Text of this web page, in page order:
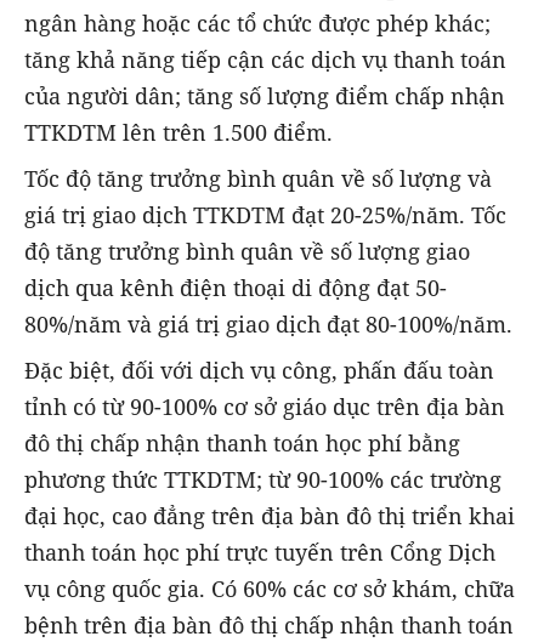
ngân hàng hoặc các tổ chức được phép khác;
tăng khả năng tiếp cận các dịch vụ thanh toán
của người dân; tăng số lượng điểm chấp nhận
TTKDTM lên trên 1.500 điểm.
Tốc độ tăng trưởng bình quân về số lượng và
giá trị giao dịch TTKDTM đạt 20-25%/năm. Tốc
độ tăng trưởng bình quân về số lượng giao
dịch qua kênh điện thoại di động đạt 50-
80%/năm và giá trị giao dịch đạt 80-100%/năm.
Đặc biệt, đối với dịch vụ công, phấn đấu toàn
tỉnh có từ 90-100% cơ sở giáo dục trên địa bàn
đô thị chấp nhận thanh toán học phí bằng
phương thức TTKDTM; từ 90-100% các trường
đại học, cao đẳng trên địa bàn đô thị triển khai
thanh toán học phí trực tuyến trên Cổng Dịch
vụ công quốc gia. Có 60% các cơ sở khám, chữa
bệnh trên địa bàn đô thị chấp nhận thanh toán